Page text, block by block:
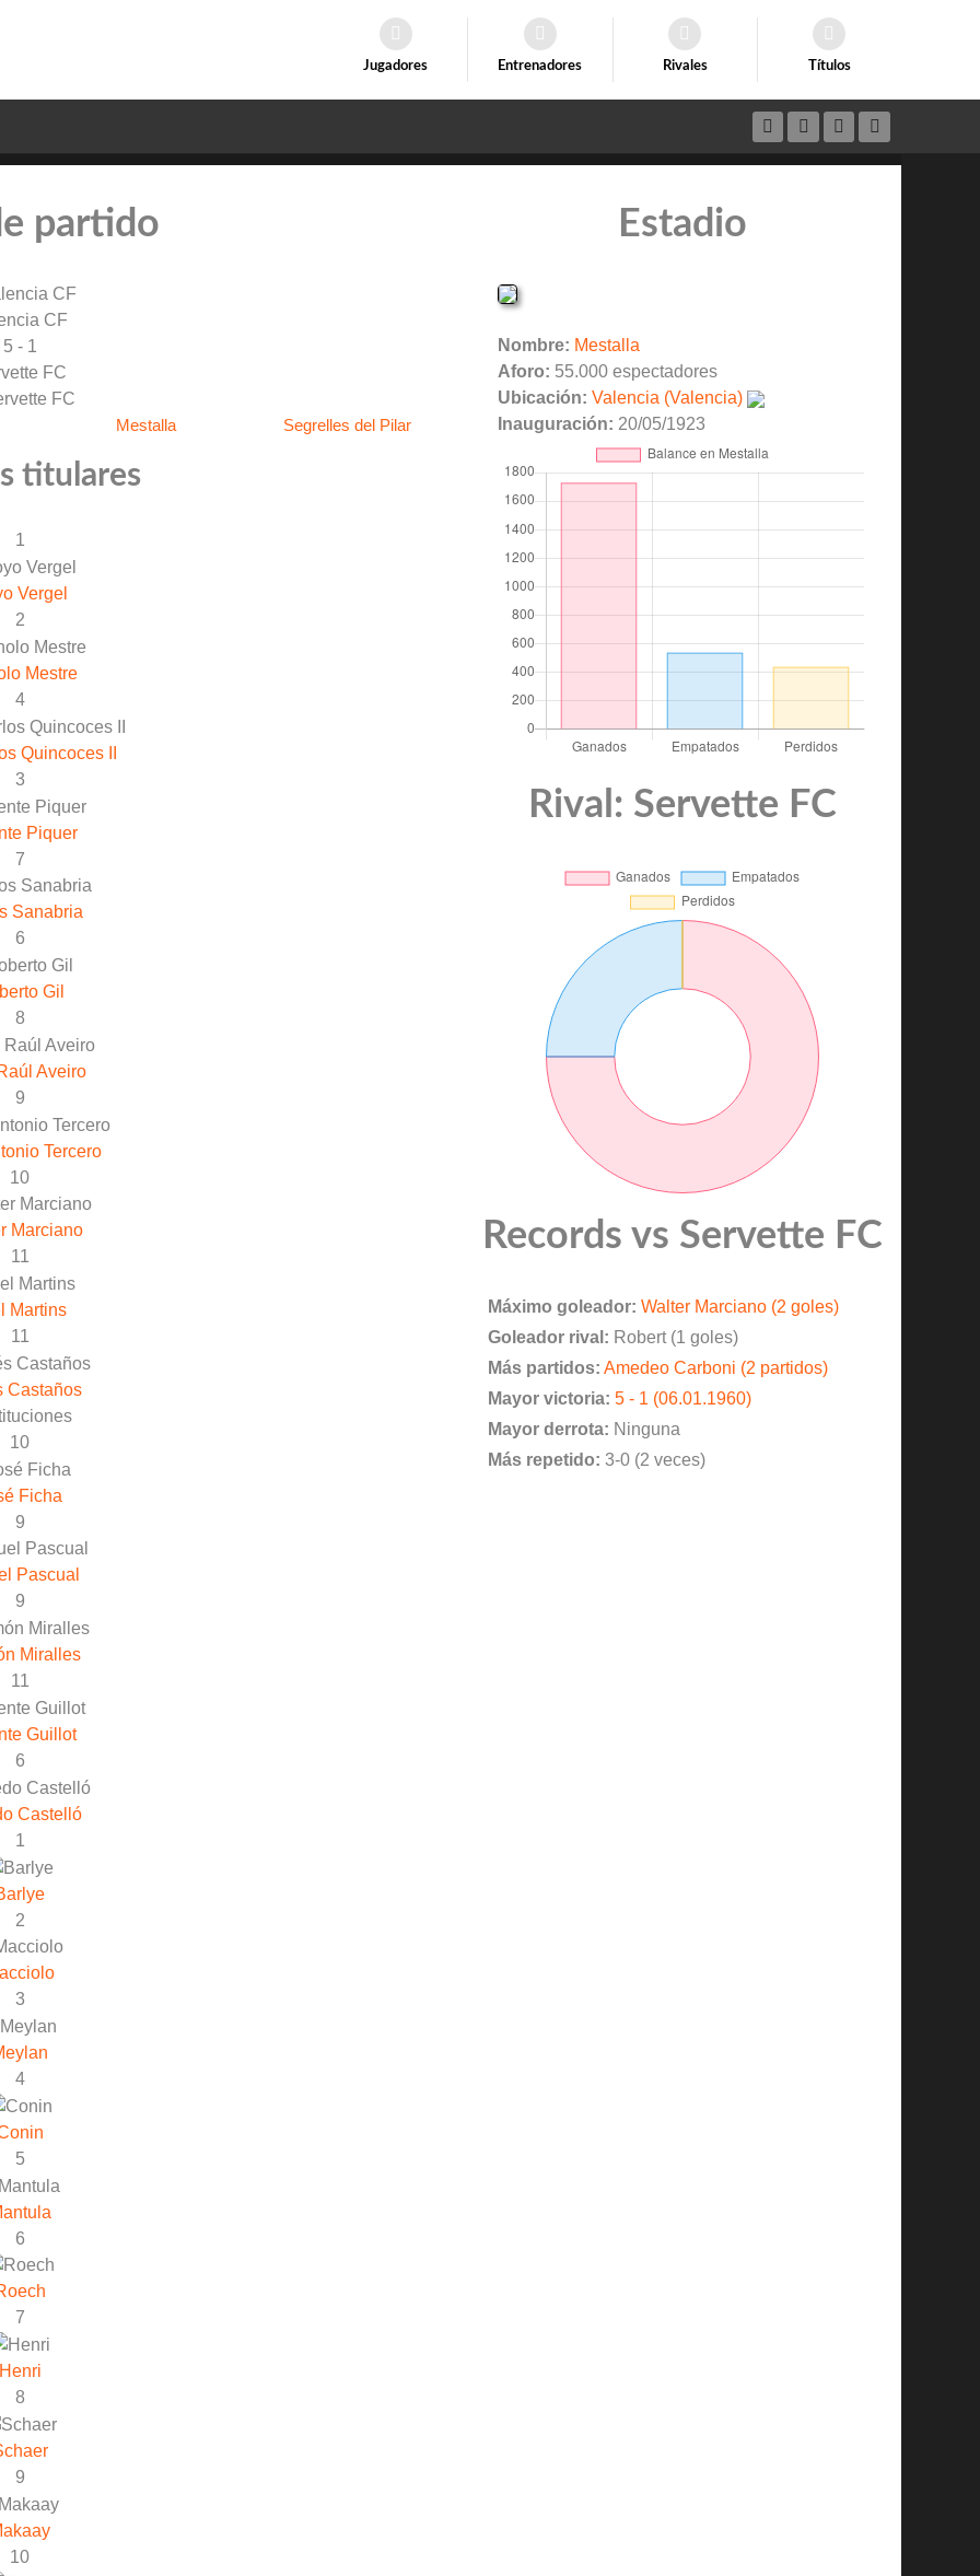
Jugadores Entrenadores Rivales Títulos
partido
CF
5 - 1
FC
Mestalla Segrelles del Pilar
titulares
1
Vergel
2
Mestre
4
Quincoces II
3
Piquer
7
Sanabria
6
Gil
8
Aveiro
9
Tercero
10
Marciano
11
Martins
11
Castaños
10
Ficha
9
Pascual
9
Miralles
11
Guillot
6
Castelló
1
2
3
4
5
6
7
8
9
10
Estadio
Nombre: Mestalla
Aforo: 55.000 espectadores
Ubicación: Valencia (Valencia)
Inauguración: 20/05/1923
Rival: Servette FC
Records vs Servette FC
Máximo goleador: Walter Marciano (2 goles)
Goleador rival: Robert (1 goles)
Más partidos: Amedeo Carboni (2 partidos)
Mayor victoria: 5 - 1 (06.01.1960)
Mayor derrota: Ninguna
Más repetido: 3-0 (2 veces)